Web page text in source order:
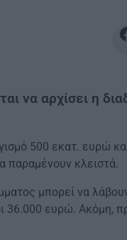
να αρχίσει η
500 εκατ. ευρώ
παραμένουν κλειστά.
μπορεί να
36.000 ευρώ. Ακόμη,